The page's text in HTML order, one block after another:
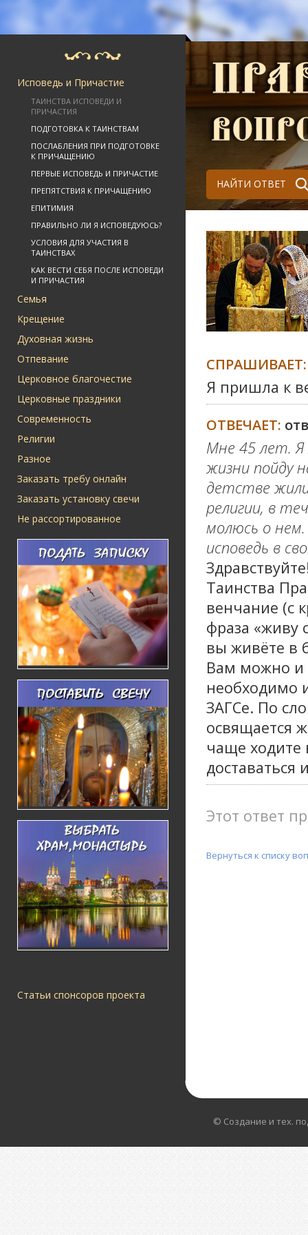
Исповедь и Причастие
ТАИНСТВА ИСПОВЕДИ И
ПРИЧАСТИЯ
ПОДГОТОВКА К ТАИНСТВАМ
ПОСЛАБЛЕНИЯ ПРИ ПОДГОТОВКЕ
К ПРИЧАЩЕНИЮ
ПЕРВЫЕ ИСПОВЕДЬ И ПРИЧАСТИЕ
ПРЕПЯТСТВИЯ К ПРИЧАЩЕНИЮ
ЕПИТИМИЯ
ПРАВИЛЬНО ЛИ Я ИСПОВЕДУЮСЬ?
УСЛОВИЯ ДЛЯ УЧАСТИЯ В
ТАИНСТВАХ
КАК ВЕСТИ СЕБЯ ПОСЛЕ ИСПОВЕДИ
И ПРИЧАСТИЯ
Семья
Крещение
Духовная жизнь
Отпевание
Церковное благочестие
Церковные праздники
Современность
Религии
Разное
Заказать требу онлайн
Заказать установку свечи
Не рассортированное
Статьи спонсоров проекта
НАЙТИ ОТВЕТ
СПРАШИВАЕТ:
Я пришла к
ОТВЕЧАЕТ:
Мне 45 лет.
жизни пойду
детстве
религии, в
молюсь о
исповедь в
Таинства
венчание (с
фраза «живу
вы живёте в
Вам можно и
необходимо
ЗАГСе. По
освящается
чаще ходите
Этот ответ
Вернуться к списку
© Создание и тех.